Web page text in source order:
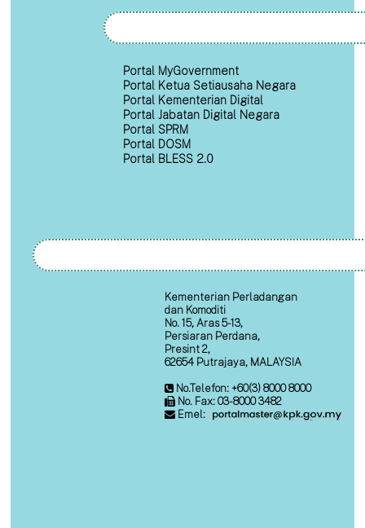
Portal MyGovernment
Portal Ketua Setiausaha Negara
Portal Kementerian Digital
Portal Jabatan Digital Negara
Portal SPRM
Portal DOSM
Portal BLESS 2.0
Kementerian Perladangan
dan Komoditi
No. 15, Aras 5-13,
Persiaran Perdana,
Presint 2,
62654 Putrajaya, MALAYSIA
No.Telefon: +60(3) 8000 8000
No. Fax: 03-8000 3482
Emel: